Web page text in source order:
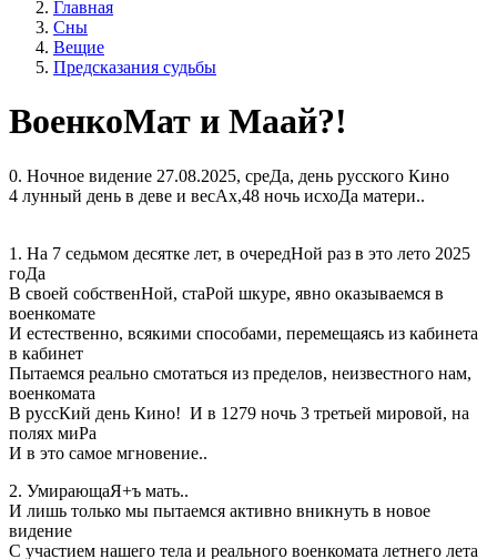
Главная
Сны
Вещие
Предсказания судьбы
ВоенкоМат и Маай?!
0. Ночное видение 27.08.2025, среДа, день русского Кино
4 лунный день в деве и весАх,48 ночь исхоДа матери..
1. На 7 седьмом десятке лет, в очередНой раз в это лето 2025
гоДа
В своей собственНой, стаРой шкуре, явно оказываемся в
военкомате
И естественно, всякими способами, перемещаясь из кабинета
в кабинет
Пытаемся реально смотаться из пределов, неизвестного нам,
военкомата
В руссКий день Кино! И в 1279 ночь 3 третьей мировой, на
полях миРа
И в это самое мгновение..
2. УмирающаЯ+ъ мать..
И лишь только мы пытаемся активно вникнуть в новое
видение
С участием нашего тела и реального военкомата летнего лета